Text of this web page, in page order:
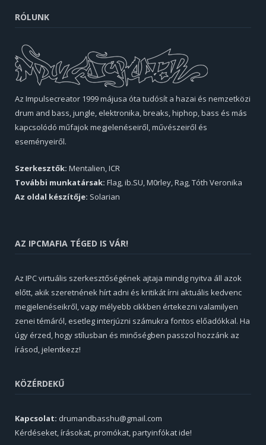
RÓLUNK
Az Impulsecreator 1999 májusa óta tudósít a hazai és nemzetközi
drum and bass, jungle, elektronika, breaks, hiphop, bass és más
kapcsolódó műfajok megjelenéseiről, művészeiről és
eseményeiről.
Szerkesztők: Mentalien, ICR
További munkatársak: Flag, ib.SU, M0rley, Rag, Tóth Veronika
Az oldal készítője: Solarian
AZ IPCMAFIA TÉGED IS VÁR!
Az IPC virtuális szerkesztőségének ajtaja mindig nyitva áll azok
előtt, akik szeretnének hírt adni és kritikát írni aktuális kedvenc
megjelenéseikről, vagy mélyebb cikkben értekezni valamilyen
zenei témáról, esetleg interjúzni számukra fontos előadókkal. Ha
úgy érzed, hogy stílusban és minőségben passzol hozzánk az
írásod, jelentkezz!
KÖZÉRDEKŰ
Kapcsolat: drumandbasshu@gmail.com
Kérdéseket, írásokat, promókat, partyinfókat ide!